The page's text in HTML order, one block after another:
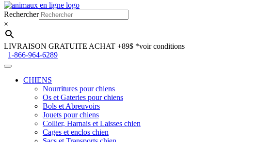
Aller
à
la
navigation
Aller
au
contenu
Rechercher
×
LIVRAISON GRATUITE ACHAT +89$ *voir conditions
1-866-964-6289
CHIENS
Nourritures pour chiens
Os et Gateries pour chiens
Bols et Abreuvoirs
Jouets pour chiens
Collier, Harnais et Laisses chien
Cages et enclos chien